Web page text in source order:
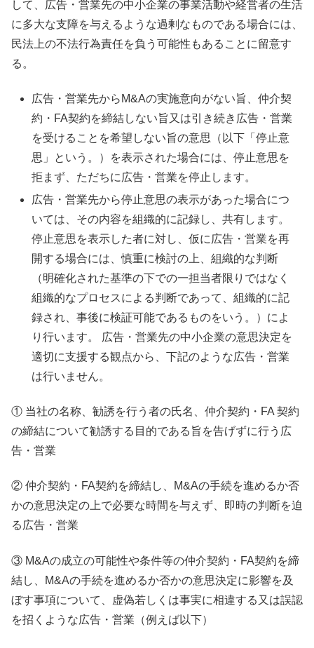
して、広告・営業先の中小企業の事業活動や経営者の生活
に多大な支障を与えるような過剰なものである場合には、
民法上の不法行為責任を負う可能性もあることに留意す
る。
広告・営業先からM&Aの実施意向がない旨、仲介契
約・FA契約を締結しない旨又は引き続き広告・営業
を受けることを希望しない旨の意思（以下「停止意
思」という。）を表示された場合には、停止意思を
拒まず、ただちに広告・営業を停止します。
広告・営業先から停止意思の表示があった場合につ
いては、その内容を組織的に記録し、共有します。
停止意思を表示した者に対し、仮に広告・営業を再
開する場合には、慎重に検討の上、組織的な判断
（明確化された基準の下での一担当者限りではなく
組織的なプロセスによる判断であって、組織的に記
録され、事後に検証可能であるものをいう。）によ
り行います。 広告・営業先の中小企業の意思決定を
適切に支援する観点から、下記のような広告・営業
は行いません。
① 当社の名称、勧誘を行う者の氏名、仲介契約・FA 契約
の締結について勧誘する目的である旨を告げずに行う広
告・営業
② 仲介契約・FA契約を締結し、M&Aの手続を進めるか否
かの意思決定の上で必要な時間を与えず、即時の判断を迫
る広告・営業
③ M&Aの成立の可能性や条件等の仲介契約・FA契約を締
結し、M&Aの手続を進めるか否かの意思決定に影響を及
ぼす事項について、虚偽若しくは事実に相違する又は誤認
を招くような広告・営業（例えば以下）